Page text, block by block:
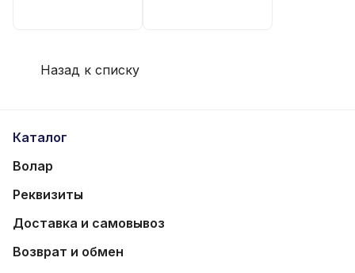
Назад к списку
Каталог
Волар
Реквизиты
Доставка и самовывоз
Возврат и обмен